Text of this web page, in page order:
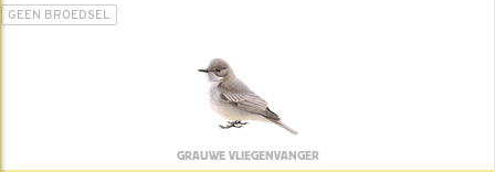
GEEN BROEDSEL
GRAUWE VLIEGENVANGER